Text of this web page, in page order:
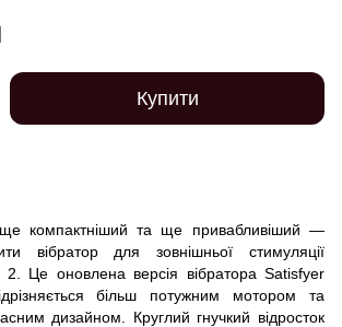
Купити
компактніший та ще привабливіший —
вібратор для зовнішньої стимуляції
Це оновлена версія вібратора Satisfyer
більш потужним мотором та
дизайном. Круглий гнучкий відросток